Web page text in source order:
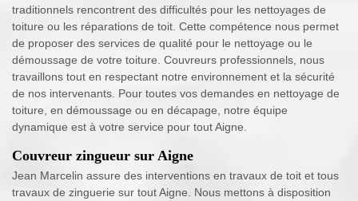
traditionnels rencontrent des difficultés pour les nettoyages de
toiture ou les réparations de toit. Cette compétence nous permet
de proposer des services de qualité pour le nettoyage ou le
démoussage de votre toiture. Couvreurs professionnels, nous
travaillons tout en respectant notre environnement et la sécurité
de nos intervenants. Pour toutes vos demandes en nettoyage de
toiture, en démoussage ou en décapage, notre équipe
dynamique est à votre service pour tout Aigne.
Couvreur zingueur sur Aigne
Jean Marcelin assure des interventions en travaux de toit et tous
travaux de zinguerie sur tout Aigne. Nous mettons à disposition